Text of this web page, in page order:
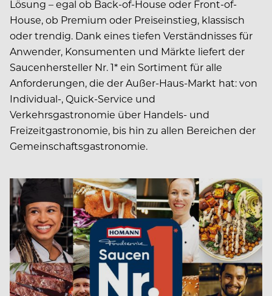
Lösung – egal ob Back-of-House oder Front-of-
House, ob Premium oder Preiseinstieg, klassisch
oder trendig. Dank eines tiefen Verständnisses für
Anwender, Konsumenten und Märkte liefert der
Saucenhersteller Nr. 1* ein Sortiment für alle
Anforderungen, die der Außer-Haus-Markt hat: von
Individual-, Quick-Service und
Verkehrsgastronomie über Handels- und
Freizeitgastronomie, bis hin zu allen Bereichen der
Gemeinschaftsgastronomie.